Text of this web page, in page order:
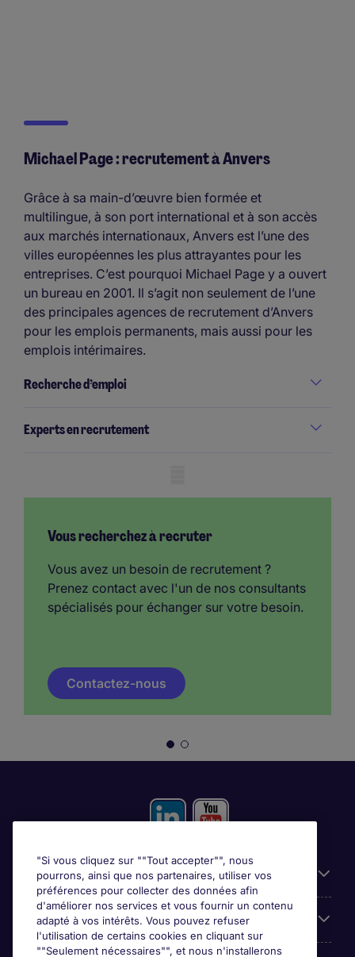
Michael Page : recrutement à Anvers
Grâce à sa main-d’œuvre bien formée et
multilingue, à son port international et à son accès
aux marchés internationaux, Anvers est l’une des
villes européennes les plus attrayantes pour les
entreprises. C’est pourquoi Michael Page y a ouvert
un bureau en 2001. Il s’agit non seulement de l’une
des principales agences de recrutement d’Anvers
pour les emplois permanents, mais aussi pour les
emplois intérimaires.
Recherche d’emploi
Experts en recrutement
Vous recherchez à recruter
Vous avez un besoin de recrutement ?
Prenez contact avec l'un de nos consultants
spécialisés pour échanger sur votre besoin.
Contactez-nous
Liens utiles
Prix
"Si vous cliquez sur ""Tout accepter"", nous
pourrons, ainsi que nos partenaires, utiliser vos
préférences pour collecter des données afin
d'améliorer nos services et vous fournir un contenu
adapté à vos intérêts. Vous pouvez refuser
l'utilisation de certains cookies en cliquant sur
""Seulement nécessaires"", et nous n'installerons